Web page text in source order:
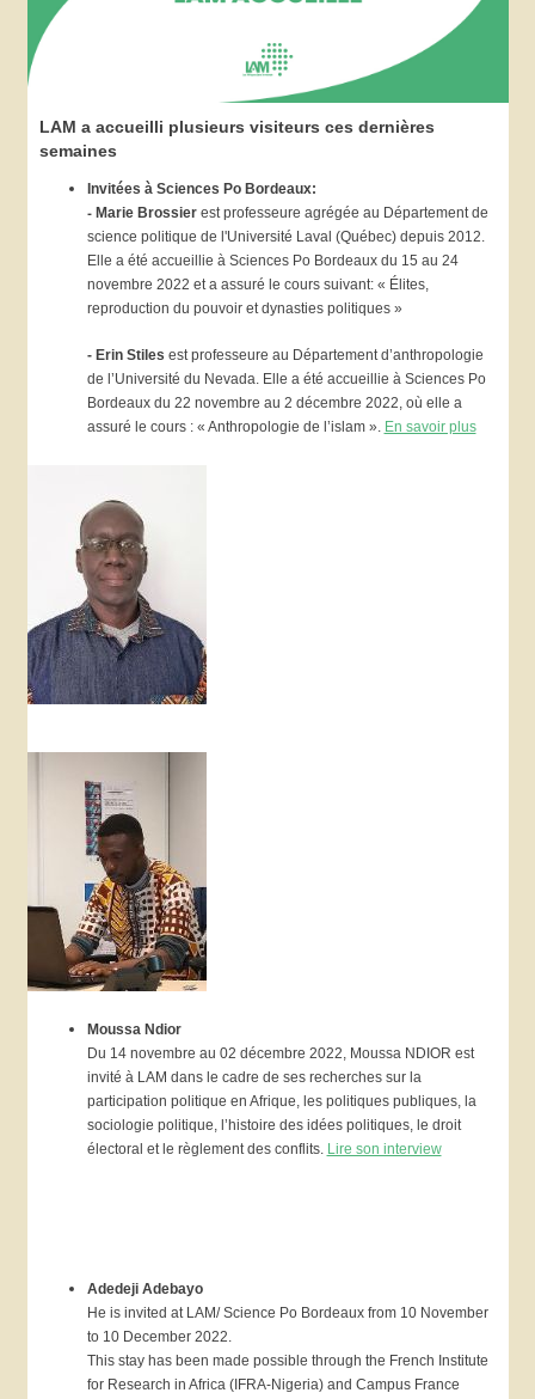
LAM a accueilli plusieurs visiteurs ces dernières
semaines
Invitées à Sciences Po Bordeaux:
- Marie Brossier est professeure agrégée au Département de
science politique de l'Université Laval (Québec) depuis 2012.
Elle a été accueillie à Sciences Po Bordeaux du 15 au 24
novembre 2022 et a assuré le cours suivant: « Élites,
reproduction du pouvoir et dynasties politiques »
- Erin Stiles est professeure au Département d’anthropologie
de l’Université du Nevada. Elle a été accueillie à Sciences Po
Bordeaux du 22 novembre au 2 décembre 2022, où elle a
assuré le cours : « Anthropologie de l’islam ». En savoir plus
Moussa Ndior
Du 14 novembre au 02 décembre 2022, Moussa NDIOR est
invité à LAM dans le cadre de ses recherches sur la
participation politique en Afrique, les politiques publiques, la
sociologie politique, l’histoire des idées politiques, le droit
électoral et le règlement des conflits. Lire son interview
Adedeji Adebayo
He is invited at LAM/ Science Po Bordeaux from 10 November
to 10 December 2022.
This stay has been made possible through the French Institute
for Research in Africa (IFRA-Nigeria) and Campus France